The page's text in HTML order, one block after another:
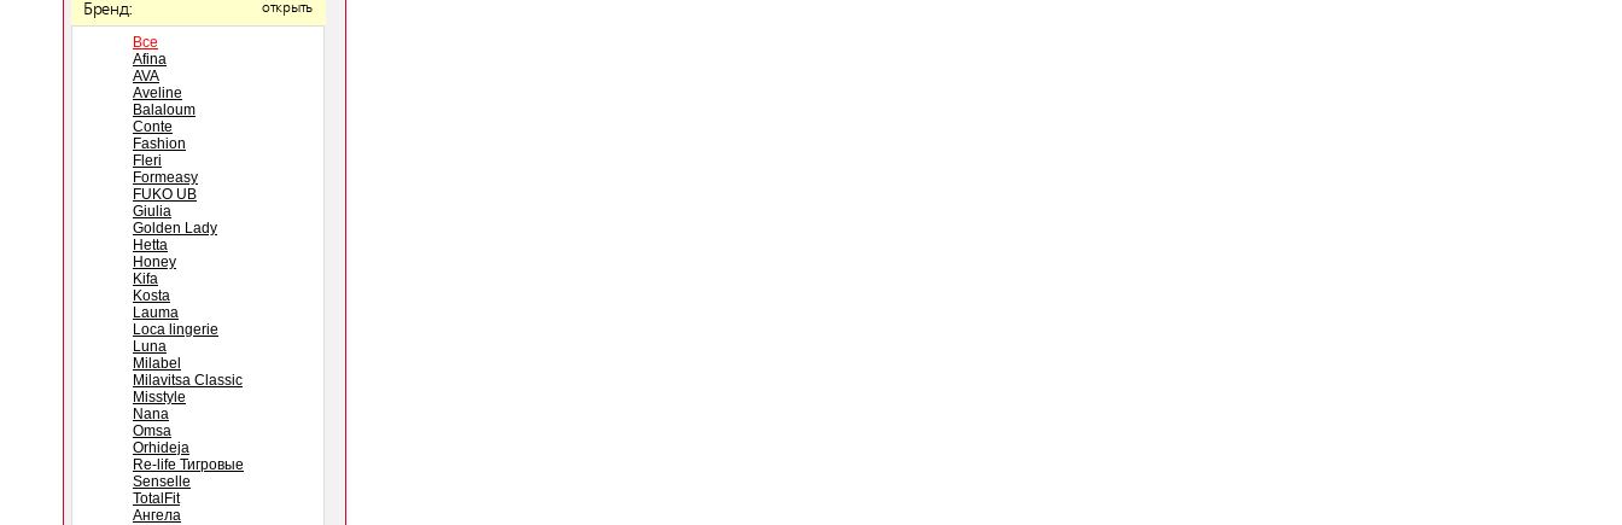
Бренд: открыть
Все
Afina
AVA
Aveline
Balaloum
Conte
Fashion
Fleri
Formeasy
FUKO UB
Giulia
Golden Lady
Hetta
Honey
Kifa
Kosta
Lauma
Loca lingerie
Luna
Milabel
Milavitsa Classic
Misstyle
Nana
Omsa
Orhideja
Re-life Тигровые
Senselle
TotalFit
Ангела